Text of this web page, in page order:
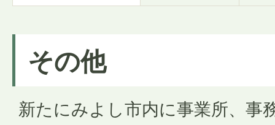
その他
新たにみよし市内に事業所、事